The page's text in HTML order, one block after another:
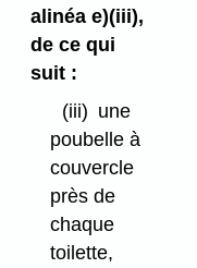
alinéa e)⁠(iii),
de ce qui
suit :
(iii) une
poubelle à
couvercle
près de
chaque
toilette,